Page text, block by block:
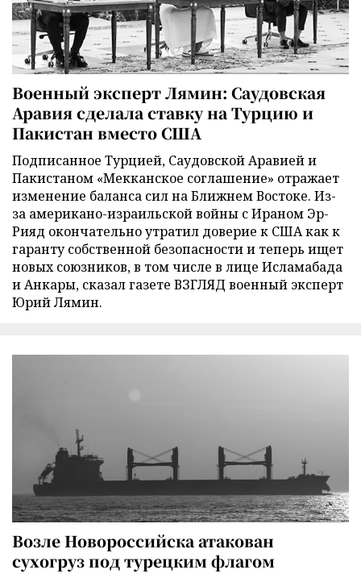
Военный эксперт Лямин: Саудовская
Аравия сделала ставку на Турцию и
Пакистан вместо США
Подписанное Турцией, Саудовской Аравией и
Пакистаном «Мекканское соглашение» отражает
изменение баланса сил на Ближнем Востоке. Из-
за американо-израильской войны с Ираном Эр-
Рияд окончательно утратил доверие к США как к
гаранту собственной безопасности и теперь ищет
новых союзников, в том числе в лице Исламабада
и Анкары, сказал газете ВЗГЛЯД военный эксперт
Юрий Лямин.
Возле Новороссийска атакован
сухогруз под турецким флагом